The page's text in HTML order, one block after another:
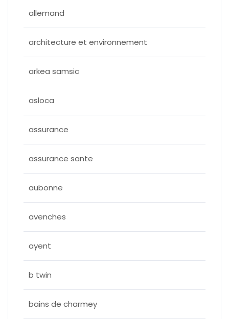
allemand
architecture et environnement
arkea samsic
asloca
assurance
assurance sante
aubonne
avenches
ayent
b twin
bains de charmey